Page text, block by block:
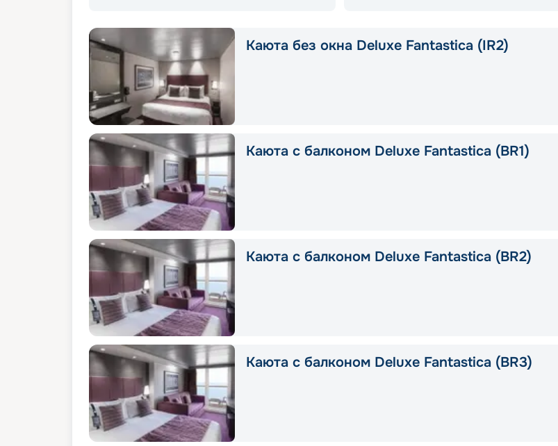
Каюта без окна Deluxe Fantastica (IR2)
Каюта с балконом Deluxe Fantastica (BR1)
Каюта с балконом Deluxe Fantastica (BR2)
Каюта с балконом Deluxe Fantastica (BR3)